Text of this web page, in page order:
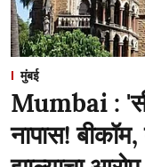
मुंबई
Mumbai :
नापास!